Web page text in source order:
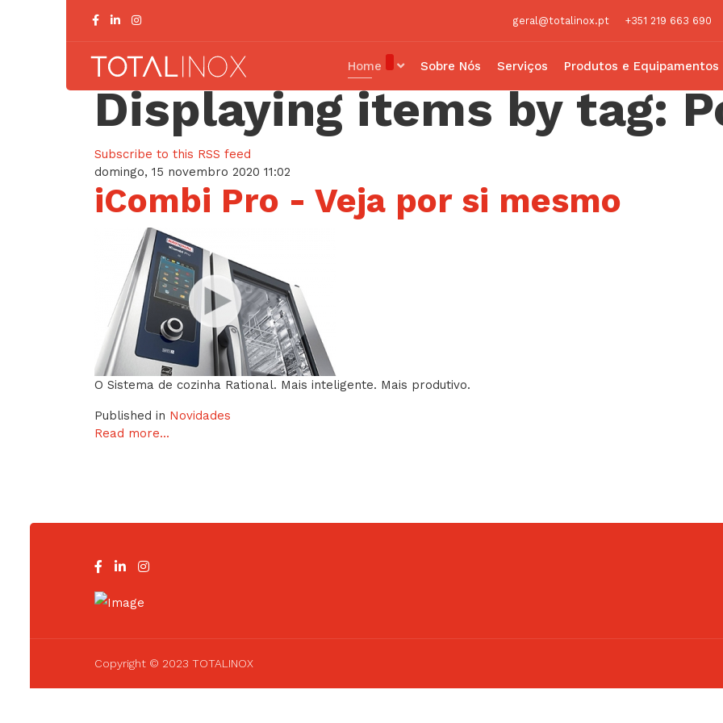
geral@totalinox.pt +351 219 663 690
Home Sobre Nós Serviços Produtos e Equipamentos
Displaying items by tag:
Subscribe to this RSS feed
domingo, 15 novembro 2020 11:02
iCombi Pro - Veja por si mesmo
O Sistema de cozinha Rational. Mais inteligente. Mais produtivo.
Published in Novidades
Read more...
Copyright © 2023 TOTALINOX